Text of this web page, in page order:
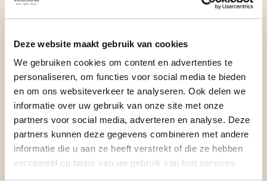
Deze website maakt gebruik van cookies
We gebruiken cookies om content en advertenties te
personaliseren, om functies voor social media te bieden
en om ons websiteverkeer te analyseren. Ook delen we
informatie over uw gebruik van onze site met onze
partners voor social media, adverteren en analyse. Deze
partners kunnen deze gegevens combineren met andere
informatie die u aan ze heeft verstrekt of die ze hebben
verzameld op basis van uw gebruik van hun services.
vliegen rond. In de vroege ochtend hoor je de
roep van de Indri
door het regenwoud, en met wat geluk spot je deze bijzondere
avontuurlijke wandelingen maken, zowel overdag als 's
avonds in het donker.
SAHA FOREST CAMP
Je verblijft in eensfeervolle lodge, omgeven door regenwoud
en rijstvelden, waarrust en comfortsamenkomen. Deruime
bungalows
, ingericht in authentieke stijl, hebben een eigen
word je wakker door de roep van de Indri, wat de dag meteen